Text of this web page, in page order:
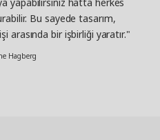
Bu sayede tasarım,
arasında bir işbirliği yaratır."
Hagberg